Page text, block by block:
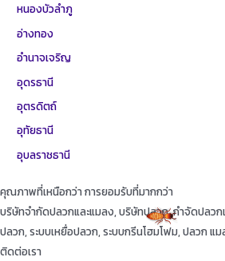
หนองบัวลำภู
อ่างทอง
อำนาจเจริญ
อุดรธานี
อุตรดิตถ์
อุทัยธานี
อุบลราชธานี
คุณภาพที่เหนือกว่า การยอมรับที่มากกว่า
บริษัทจำกัดปลวกและแมลง, บริษัทปลวก, กำจัดปลว
ปลวก, ระบบเหยื่อปลวก, ระบบกรีนโฮมโฟม, ปลวก แ
ติดต่อเรา